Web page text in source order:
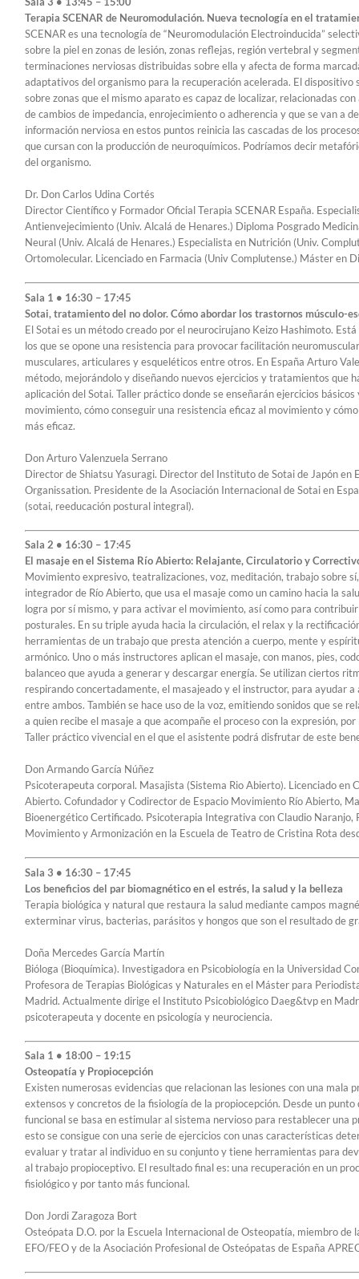
Terapia SCENAR de Neuromodulación. Nueva tecnología en el
SCENAR es una tecnología de “Neuromodulación Electroinducida”
sobre la piel en zonas de lesión, zonas reflejas, región vertebral y
terminaciones nerviosas distribuidas sobre ella y afecta de forma
adaptativos del organismo para la recuperación acelerada. El
sobre zonas que el mismo aparato es capaz de localizar, relacionadas
de cambios de impedancia, enrojecimiento o adherencia y que se van a
información nerviosa en estos puntos reinicia las cascadas de los
que cursan con la producción de neuroquímicos. Podríamos decir
del organismo.
Dr. Don Carlos Udina Cortés
Director Científico y Formador Oficial Terapia SCENAR España.
Antienvejecimiento (Univ. Alcalá de Henares.) Diploma Posgrado
Neural (Univ. Alcalá de Henares.) Especialista en Nutrición (Univ.
Ortomolecular. Licenciado en Farmacia (Univ Complutense.) Máster en
Sala 1 • 16:30 – 17:45
Sotai, tratamiento del no dolor. Cómo abordar los trastornos músculo-
El Sotai es un método creado por el neurocirujano Keizo Hashimoto.
los que se opone una resistencia para provocar facilitación
musculares, articulares y esqueléticos entre otros. En España Arturo
método, mejorándolo y diseñando nuevos ejercicios y tratamientos que
aplicación del Sotai. Taller práctico donde se enseñarán ejercicios
movimiento, cómo conseguir una resistencia eficaz al movimiento y
más eficaz.
Don Arturo Valenzuela Serrano
Director de Shiatsu Yasuragi. Director del Instituto de Sotai de Japón en
Organissation. Presidente de la Asociación Internacional de Sotai en
(sotai, reeducación postural integral).
Sala 2 • 16:30 – 17:45
El masaje en el Sistema Río Abierto: Relajante, Circulatorio y
Movimiento expresivo, teatralizaciones, voz, meditación, trabajo sobre
integrador de Río Abierto, que usa el masaje como un camino hacia la
logra por sí mismo, y para activar el movimiento, así como para
posturales. En su triple ayuda hacia la circulación, el relax y la
herramientas de un trabajo que presta atención a cuerpo, mente y
armónico. Uno o más instructores aplican el masaje, con manos, pies,
balanceo que ayuda a generar y descargar energía. Se utilizan ciertos
respirando concertadamente, el masajeado y el instructor, para ayudar
entre ambos. También se hace uso de la voz, emitiendo sonidos que se
a quien recibe el masaje a que acompañe el proceso con la expresión,
Taller práctico vivencial en el que el asistente podrá disfrutar de este
Don Armando García Núñez
Psicoterapeuta corporal. Masajista (Sistema Rio Abierto). Licenciado en
Abierto. Cofundador y Codirector de Espacio Movimiento Río Abierto,
Bioenergético Certificado. Psicoterapia Integrativa con Claudio Naranjo,
Movimiento y Armonización en la Escuela de Teatro de Cristina Rota
Sala 3 • 16:30 – 17:45
Los beneficios del par biomagnético en el estrés, la salud y la belleza
Terapia biológica y natural que restaura la salud mediante campos
exterminar virus, bacterias, parásitos y hongos que son el resultado de
Doña Mercedes García Martín
Bióloga (Bioquímica). Investigadora en Psicobiología en la Universidad
Profesora de Terapias Biológicas y Naturales en el Máster para
Madrid. Actualmente dirige el Instituto Psicobiológico Daeg&tvp en
psicoterapeuta y docente en psicología y neurociencia.
Sala 1 • 18:00 – 19:15
Osteopatía y Propiocepción
Existen numerosas evidencias que relacionan las lesiones con una mala
extensos y concretos de la fisiología de la propiocepción. Desde un
funcional se basa en estimular al sistema nervioso para restablecer una
esto se consigue con una serie de ejercicios con unas características
evaluar y tratar al individuo en su conjunto y tiene herramientas para
al trabajo propioceptivo. El resultado final es: una recuperación en un
fisiológico y por tanto más funcional.
Don Jordi Zaragoza Bort
Osteópata D.O. por la Escuela Internacional de Osteopatía, miembro de
EFO/FEO y de la Asociación Profesional de Osteópatas de España